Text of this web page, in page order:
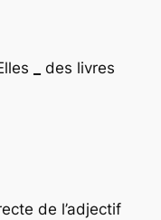
des livres
de l’adjectif